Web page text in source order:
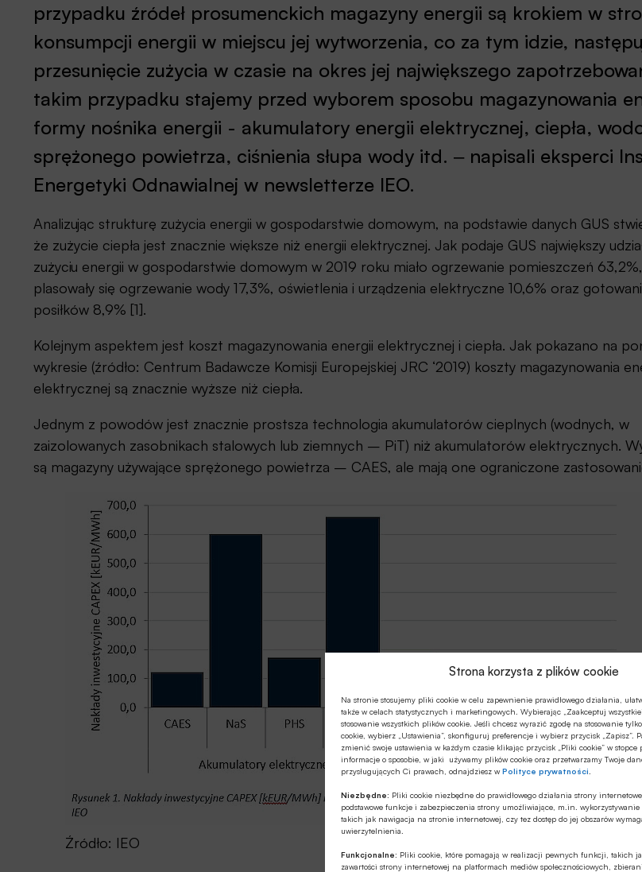
Strona korzysta z plików cookie
Na stronie stosujemy pliki cookie w celu zapewnienie prawidłowego działania,
także w celach statystycznych i marketingowych. Wybierając „Zaakceptuj
stosowanie wszystkich plików cookie. Jeśli chcesz wyrazić zgodę na stosowanie
cookie, wybierz „Ustawienia”, skonfiguruj preferencje i wybierz przycisk „Zapisz”.
zmienić swoje ustawienia w każdym czasie klikając przycisk „Pliki cookie” w stopce
informacje o sposobie, w jaki używamy plików cookie oraz przetwarzamy Twoje
przysługujących Ci prawach, odnajdziesz wPolityce prywatności
Niezbędne: Pliki cookie niezbędne do prawidłowego działania strony
podstawowe funkcje i zabezpieczenia strony umożliwiające, m.in.
takich jak nawigacja na stronie internetowej, czy tez dostęp do jej obszarów
uwierzytelnienia.
Funkcjonalne: Pliki cookie, które pomagają w realizacji pewnych funkcji, takich
zawartości strony internetowej na platformach mediów społecznościowych,
przypadku źródeł prosumenckich magazyny energii są krokiem w
konsumpcji energii w miejscu jej wytworzenia, co za tym idzie,
przesunięcie zużycia w czasie na okres jej największego
takim przypadku stajemy przed wyborem sposobu magazynowania
formy nośnika energii - akumulatory energii elektrycznej, ciepła,
sprężonego powietrza, ciśnienia słupa wody itd. ‒ napisali eksperci
Energetyki Odnawialnej w newsletterze IEO.
Analizując strukturę zużycia energii w gospodarstwie domowym, na podstawie danych GUS
że zużycie ciepła jest znacznie większe niż energii elektrycznej. Jak podaje GUS największy
zużyciu energii w gospodarstwie domowym w 2019 roku miało ogrzewanie pomieszczeń
plasowały się ogrzewanie wody 17,3%, oświetlenia i urządzenia elektryczne 10,6% oraz
posiłków 8,9% [1].
Kolejnym aspektem jest koszt magazynowania energii elektrycznej i ciepła. Jak pokazano na
wykresie (źródło: Centrum Badawcze Komisji Europejskiej JRC ‘2019) koszty magazynowania
elektrycznej są znacznie wyższe niż ciepła.
Jednym z powodów jest znacznie prostsza technologia akumulatorów cieplnych (wodnych, w
zaizolowanych zasobnikach stalowych lub ziemnych – PiT) niż akumulatorów elektrycznych.
są magazyny używające sprężonego powietrza – CAES, ale mają one ograniczone
Źródło: IEO